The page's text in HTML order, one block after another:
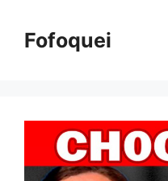
paraFofoquei